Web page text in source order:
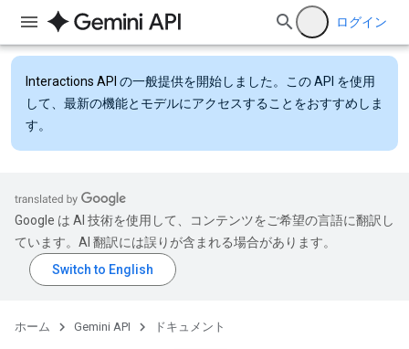
ログイン
Interactions API の一般提供を開始しました。この API を使用
して、最新の機能とモデルにアクセスすることをおすすめしま
す。
Google は AI 技術を使用して、コンテンツをご希望の言語に翻訳し
ています。AI 翻訳には誤りが含まれる場合があります。
ホーム Gemini API ドキュメント